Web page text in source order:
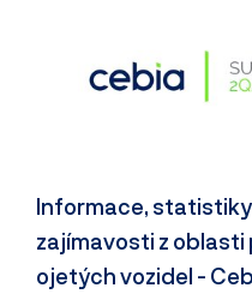
Informace,
zajímavosti z oblasti
ojetých vozidel -